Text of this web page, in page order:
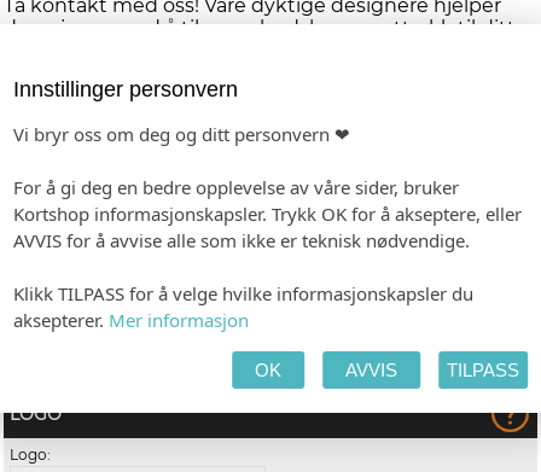
Ta kontakt med oss! Våre dyktige designere hjelper
deg gjerne med å tilpasse budskap og uttrykk til ditt
Format: 210 x 297 mm-
Fra kr 30,00(Eks. MVA) pr.
stk.
Vis pristabell
LOGO
Logo:
Innstillinger personvern
Vi bryr oss om deg og ditt personvern ❤
For å gi deg en bedre opplevelse av våre sider, bruker
Kortshop informasjonskapsler. Trykk OK for å akseptere, eller
AVVIS for å avvise alle som ikke er teknisk nødvendige.
Klikk TILPASS for å velge hvilke informasjonskapsler du
aksepterer. Mer informasjon
OK AVVIS TILPASS